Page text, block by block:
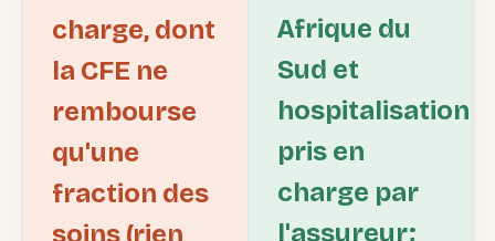
charge, dont
la CFE ne
rembourse
qu'une
fraction des
soins (rien
Afrique du
Sud et
hospitalisation
pris en
charge par
l'assureur;